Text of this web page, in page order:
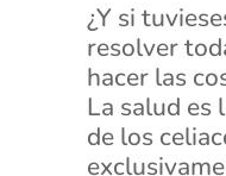
¿Y si
resolver
hacer las
La salud es
de los